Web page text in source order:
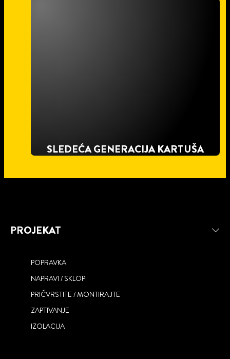
SLEDEĆA GENERACIJA KARTUŠA
PROJEKAT
POPRAVKA
NAPRAVI / SKLOPI
PRIČVRSTITE / MONTIRAJTE
ZAPTIVANJE
IZOLACIJA